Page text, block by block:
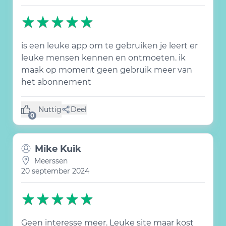
is een leuke app om te gebruiken je leert er
leuke mensen kennen en ontmoeten. ik
maak op moment geen gebruik meer van
het abonnement
0
Nuttig
(0 like) Deel
Mike Kuik
Meerssen
20 september 2024
Geen interesse meer. Leuke site maar kost